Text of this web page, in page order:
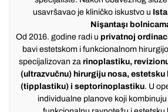
usavršavao je kliničko iskustvo u
Nişantaşı
Od 2016. godine radi u privatnoj
bavi estetskom i funkcionalnom
specijalizovan za rinoplastiku,
(ultrazvučnu) hirurgiju nosa, estetsku
(tipplastiku) i septorinoplastiku. U
individualne planove koji